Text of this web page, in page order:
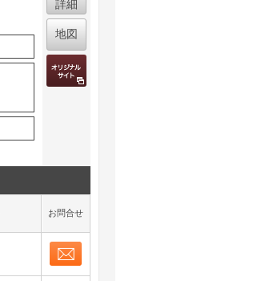
詳細
地図
お問合せ